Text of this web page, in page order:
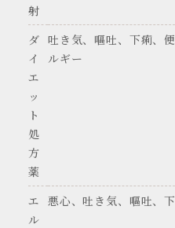
射
ダ
イ
エ
ッ
ト
処
方
薬
吐き気、嘔吐、下痢、
ルギー
エ
ル
悪心、吐き気、嘔吐、